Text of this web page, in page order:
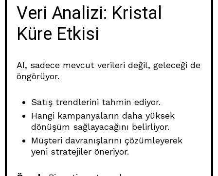
Veri Analizi: Kristal
Küre Etkisi
AI, sadece mevcut verileri değil, geleceği de
öngörüyor.
Satış trendlerini tahmin ediyor.
Hangi kampanyaların daha yüksek
dönüşüm sağlayacağını belirliyor.
Müşteri davranışlarını çözümleyerek
yeni stratejiler öneriyor.